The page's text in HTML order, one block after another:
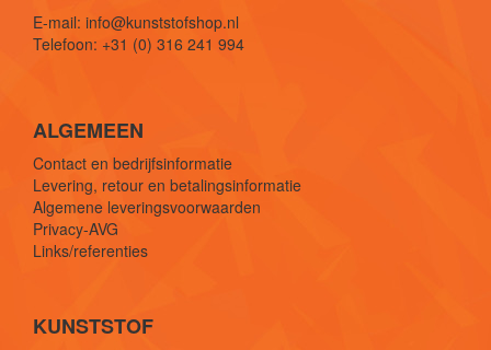
E-mail: info@kunststofshop.nl
Telefoon: +31 (0) 316 241 994
ALGEMEEN
Contact en bedrijfsinformatie
Levering, retour en betalingsinformatie
Algemene leveringsvoorwaarden
Privacy-AVG
Links/referenties
KUNSTSTOF